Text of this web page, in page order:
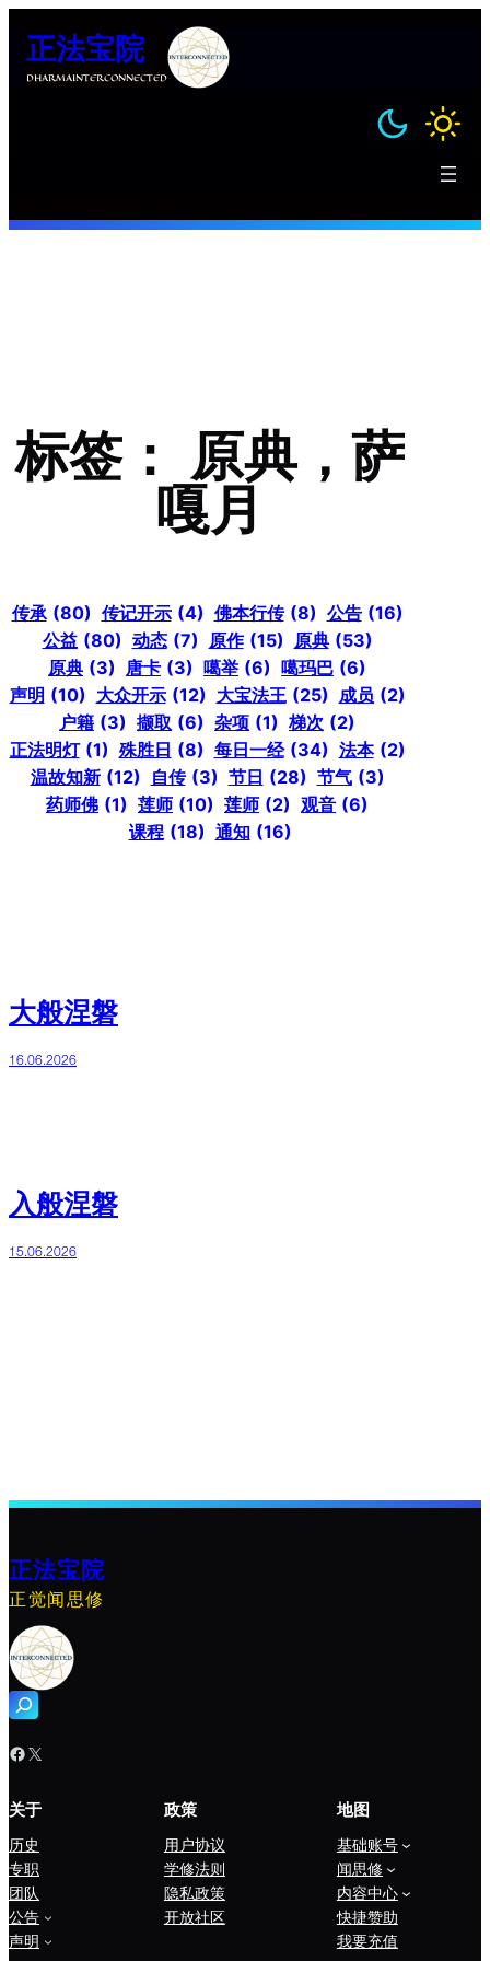
正法宝院
DHARMAINTERCONNECTED
标签： 原典，萨
嘎月
传承 (80) 传记开示 (4) 佛本行传 (8) 公告 (16)
公益 (80) 动态 (7) 原作 (15) 原典 (53)
原典 (3) 唐卡 (3) 噶举 (6) 噶玛巴 (6)
声明 (10) 大众开示 (12) 大宝法王 (25) 成员 (2)
户籍 (3) 撷取 (6) 杂项 (1) 梯次 (2)
正法明灯 (1) 殊胜日 (8) 每日一经 (34) 法本 (2)
温故知新 (12) 自传 (3) 节日 (28) 节气 (3)
药师佛 (1) 莲师 (10) 莲师 (2) 观音 (6)
课程 (18) 通知 (16)
大般涅磐
16.06.2026
入般涅磐
15.06.2026
正法宝院
正觉闻思修
搜
索
Facebook X
关于
历史
专职
团队
公告
声明
政策
用户协议
学修法则
隐私政策
开放社区
地图
基础账号
闻思修
内容中心
快捷赞助
我要充值